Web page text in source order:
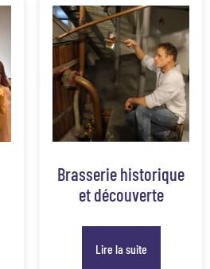
Brasserie historique
et découverte
Lire la suite